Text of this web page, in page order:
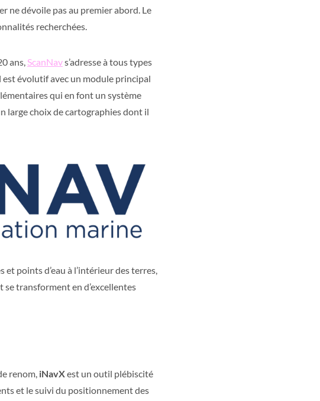
ne dévoile pas au premier abord. Le
recherchées.
ans,ScanNavs’adresse à tous types
évolutif avec un module principal
qui en font un système
large choix de cartographies dont il
points d’eau à l’intérieur des terres,
transforment en d’excellentes
renom, iNavXest un outil plébiscité
et le suivi du positionnement des